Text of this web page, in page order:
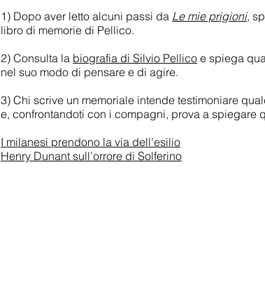
1) Dopo aver letto alcuni passi da Le mie prigioni,
libro di memorie di Pellico.
2) Consulta la biografia di Silvio Pellico e spiega
nel suo modo di pensare e di agire.
3) Chi scrive un memoriale intende testimoniare
e, confrontandoti con i compagni, prova a spiegare
I milanesi prendono la via dell’esilio
Henry Dunant sull’orrore di Solferino